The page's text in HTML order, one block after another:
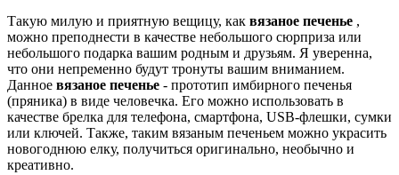
Такую милую и приятную вещицу, как вязаное печенье ,
можно преподнести в качестве небольшого сюрприза или
небольшого подарка вашим родным и друзьям. Я уверенна,
что они непременно будут тронуты вашим вниманием.
Данное вязаное печенье - прототип имбирного печенья
(пряника) в виде человечка. Его можно использовать в
качестве брелка для телефона, смартфона, USB-флешки, сумки
или ключей. Также, таким вязаным печеньем можно украсить
новогоднюю елку, получиться оригинально, необычно и
креативно.